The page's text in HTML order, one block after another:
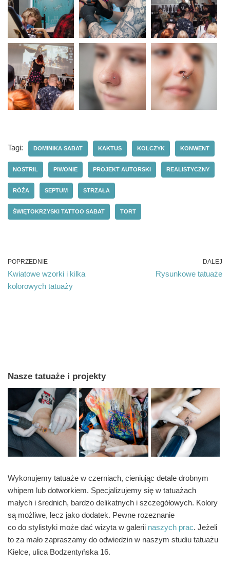
Tagi: DOMINIKA SABAT KAKTUS KOLCZYK KONWENT
NOSTRIL PIWONIE PROJEKT AUTORSKI REALISTYCZNY
RÓŻA SEPTUM STRZAŁA
ŚWIĘTOKRZYSKI TATTOO SABAT TORT
POPRZEDNIE
Kwiatowe wzorki i kilka
kolorowych tatuaży
DALEJ
Rysunkowe tatuaże
Nasze tatuaże i projekty
Wykonujemy tatuaże w czerniach, cieniując detale drobnym
whipem lub dotworkiem. Specjalizujemy się w tatuażach
małych i średnich, bardzo delikatnych i szczegółowych. Kolory
są możliwe, lecz jako dodatek. Pewne rozeznanie
co do stylistyki może dać wizyta w galerii naszych prac. Jeżeli
to za mało zapraszamy do odwiedzin w naszym studiu tatuażu
Kielce, ulica Bodzentyńska 16.